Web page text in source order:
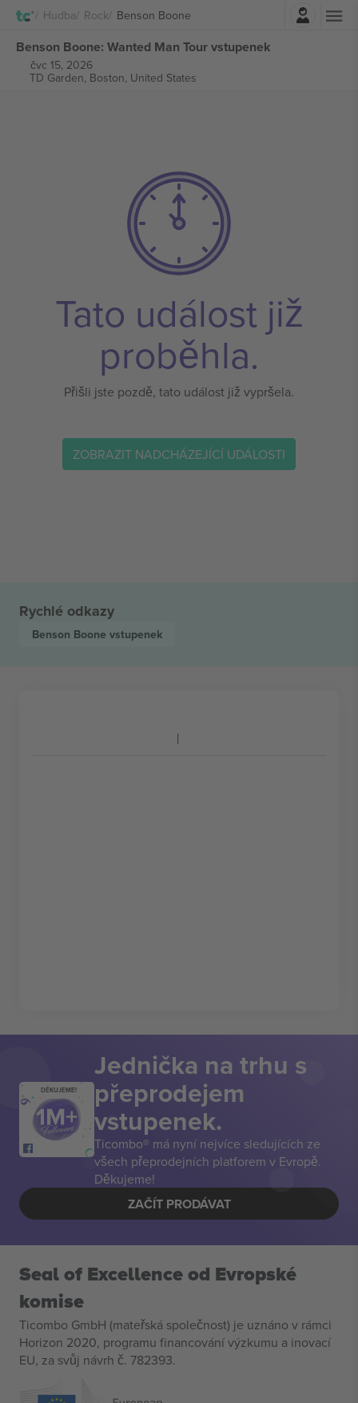
Hudba Rock Benson Boone
Benson Boone: Wanted Man Tour vstupenek
čvc 15, 2026
TD Garden, Boston, United States
Tato událost již
proběhla.
Přišli jste pozdě, tato událost již vypršela.
ZOBRAZIT NADCHÁZEJÍCÍ UDÁLOSTI
Rychlé odkazy
Benson Boone vstupenek
DĚKUJEME!
Jednička na trhu s
přeprodejem
vstupenek.
Ticombo® má nyní nejvíce sledujících ze
všech přeprodejních platforem v Evropě.
Děkujeme!
ZAČÍT PRODÁVAT
Seal of Excellence od Evropské
komise
Ticombo GmbH (mateřská společnost) je uznáno v rámci
Horizon 2020, programu financování výzkumu a inovací
EU, za svůj návrh č. 782393.